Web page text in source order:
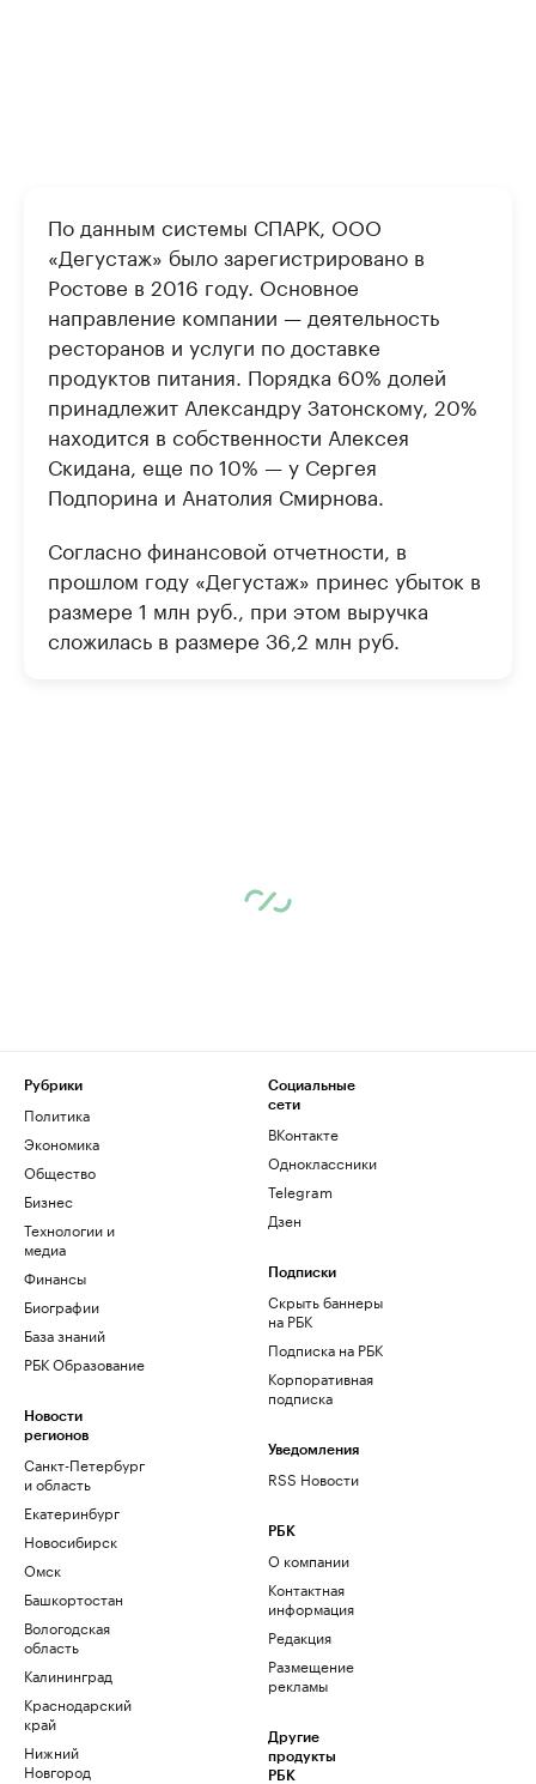
По данным системы СПАРК, ООО
«Дегустаж» было зарегистрировано в
Ростове в 2016 году. Основное
направление компании — деятельность
ресторанов и услуги по доставке
продуктов питания. Порядка 60% долей
принадлежит Александру Затонскому, 20%
находится в собственности Алексея
Скидана, еще по 10% — у Сергея
Подпорина и Анатолия Смирнова.
Согласно финансовой отчетности, в
прошлом году «Дегустаж» принес убыток в
размере 1 млн руб., при этом выручка
сложилась в размере 36,2 млн руб.
Рубрики
Политика
Экономика
Общество
Бизнес
Технологии и
медиа
Финансы
Биографии
База знаний
РБК Образование
Новости
регионов
Санкт-Петербург
и область
Екатеринбург
Новосибирск
Омск
Башкортостан
Вологодская
область
Калининград
Краснодарский
край
Нижний
Новгород
Социальные
сети
ВКонтакте
Одноклассники
Telegram
Дзен
Подписки
Скрыть баннеры
на РБК
Подписка на РБК
Корпоративная
подписка
Уведомления
RSS Новости
РБК
О компании
Контактная
информация
Редакция
Размещение
рекламы
Другие
продукты
РБК